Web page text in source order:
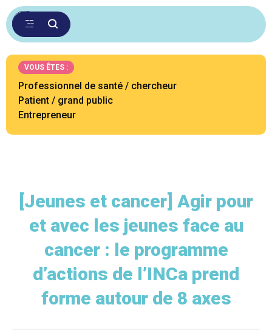
VOUS ÊTES :
Professionnel de santé / chercheur
Patient / grand public
Entrepreneur
[Jeunes et cancer] Agir pour
et avec les jeunes face au
cancer : le programme
d’actions de l’INCa prend
forme autour de 8 axes